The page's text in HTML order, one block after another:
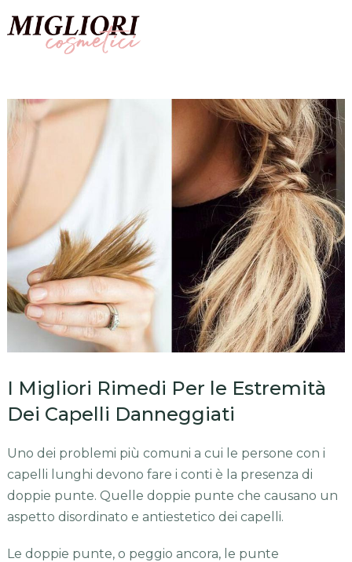
I Migliori Rimedi Per le Estremità
Dei Capelli Danneggiati
Uno dei problemi più comuni a cui le persone con i
capelli lunghi devono fare i conti è la presenza di
doppie punte. Quelle doppie punte che causano un
aspetto disordinato e antiestetico dei capelli.
Le doppie punte, o peggio ancora, le punte